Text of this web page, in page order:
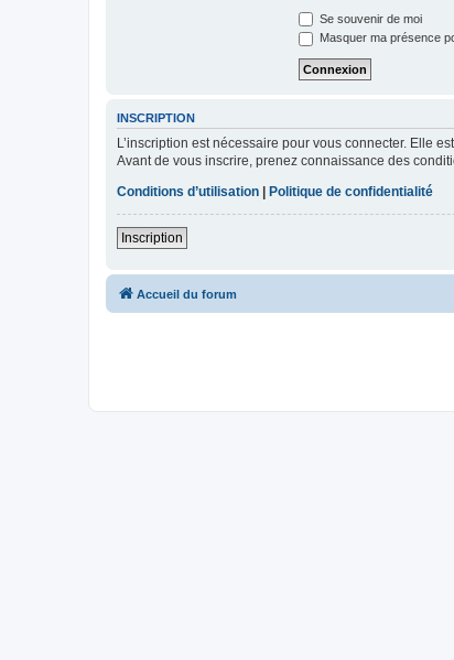
Se souvenir de moi
Masquer ma présence
INSCRIPTION
L’inscription est nécessaire pour vous connecter. Elle
Avant de vous inscrire, prenez connaissance des
Conditions d’utilisation
Politique de confidentialité
Inscription
Accueil du forum